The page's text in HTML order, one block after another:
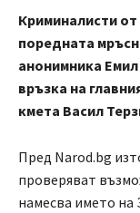
Криминалисти
поредната
анонимника
връзка на
кмета Васил
Пред Narod.bg
проверяват
намесва името